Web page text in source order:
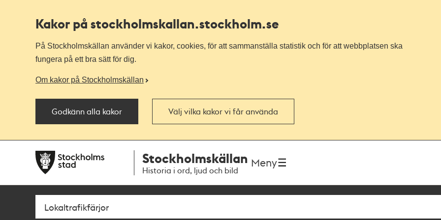
Kakor på stockholmskallan.stockholm.se
På Stockholmskällan använder vi kakor, cookies, för att sammanställa statistik och för att webbplatsen ska
fungera på ett bra sätt för dig.
Om kakor på Stockholmskällan
Godkänn alla kakor Välj vilka kakor vi får använda
navigationen
huvudinnehållet
Stockholmskällan
Historia i ord, ljud och bild
Meny
Sök